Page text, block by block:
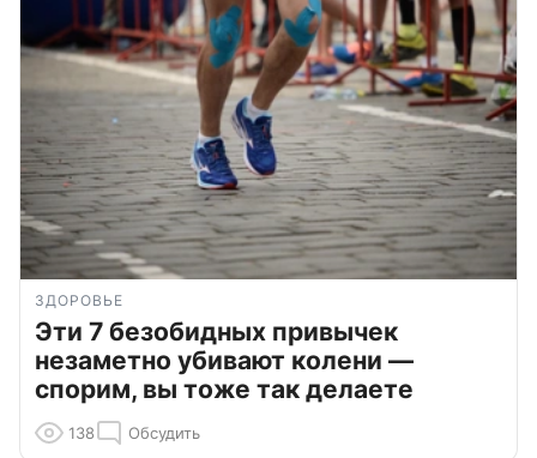
ЗДОРОВЬЕ
Эти 7 безобидных привычек
незаметно убивают колени —
спорим, вы тоже так делаете
138 Обсудить